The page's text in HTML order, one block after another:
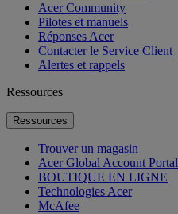
Acer Community
Pilotes et manuels
Réponses Acer
Contacter le Service Client
Alertes et rappels
Ressources
Ressources
Trouver un magasin
Acer Global Account Portal
BOUTIQUE EN LIGNE
Technologies Acer
McAfee